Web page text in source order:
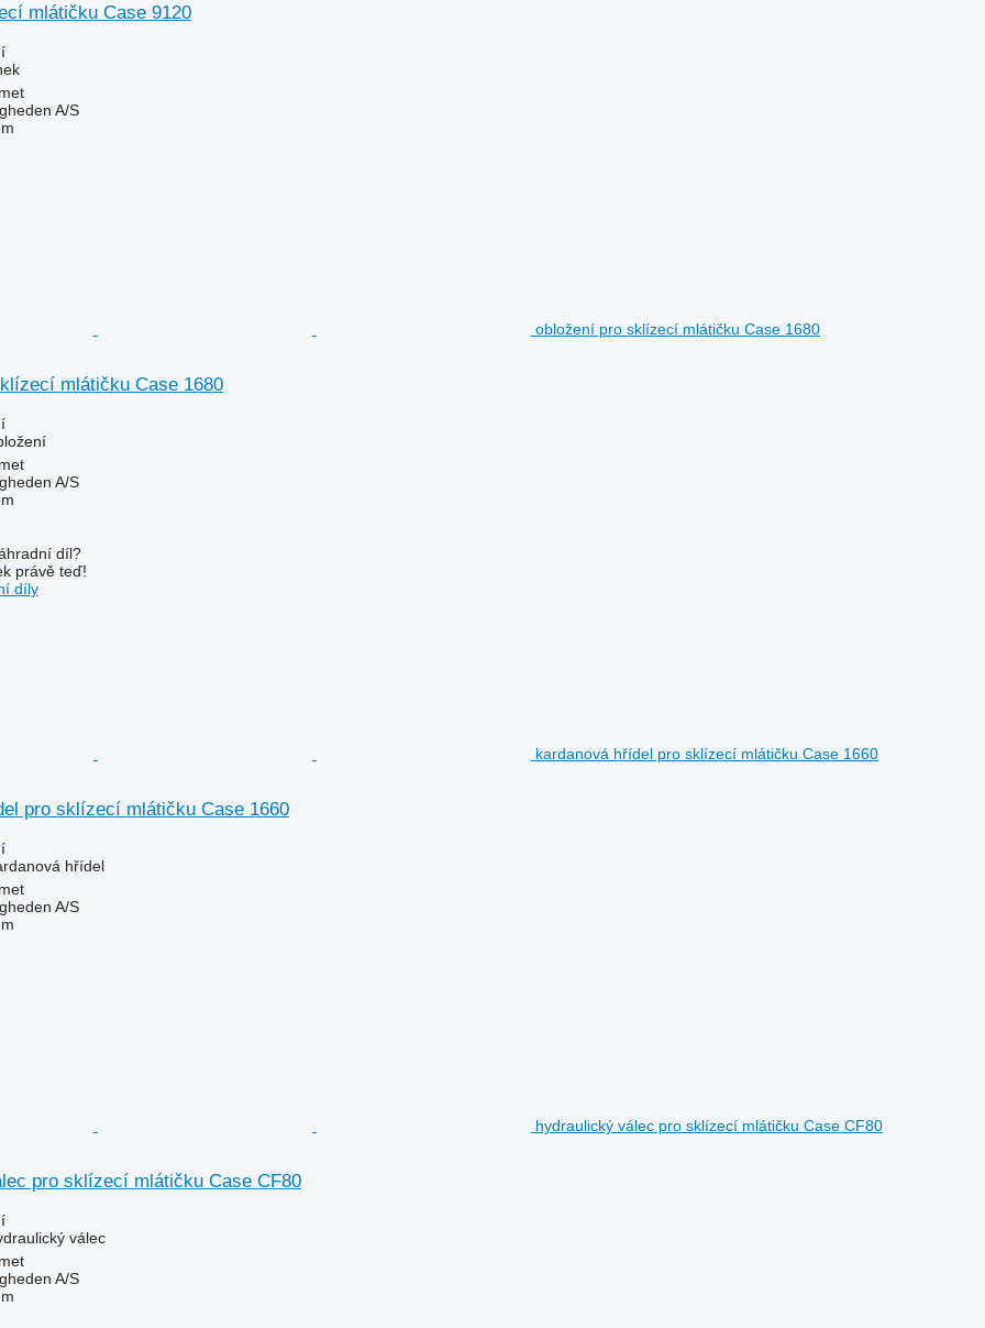
mlátičku Case 9120
A/S
obložení pro sklízecí mlátičku Case 1680
mlátičku Case 1680
A/S
díl?
právě teď!
díly
kardanová hřídel pro sklízecí mlátičku Case 1660
pro sklízecí mlátičku Case 1660
hřídel
A/S
hydraulický válec pro sklízecí mlátičku Case CF80
pro sklízecí mlátičku Case CF80
válec
A/S